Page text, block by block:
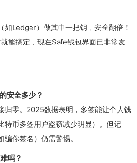
如Ledger）做其中一把钥，安全翻倍！
能搞定，现在Safe钱包界面已非常友
安全多少？
归零。2025数据表明，多签能让个人钱
特币多签用户盗窃减少明显）。但记
你签名）仍需警惕。
吗？